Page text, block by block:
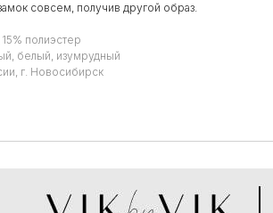
совсем, получив другой образ.
полиэстер
белый, изумрудный
г. Новосибирск